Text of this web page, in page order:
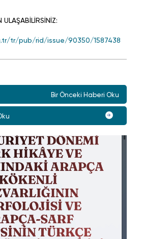
ULAŞABİLİRSİNİZ:
tr/pub/rid/issue/90350/1587438
Bir Önceki Haberi Oku